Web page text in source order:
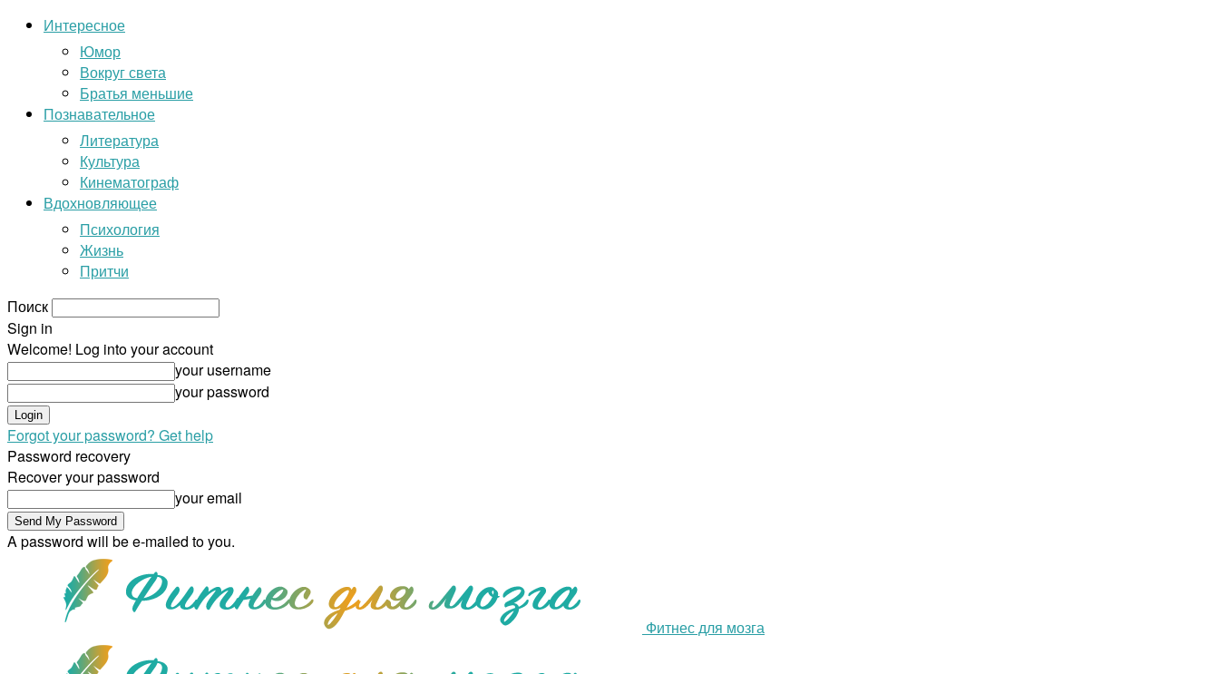
Интересное
Юмор
Вокруг света
Братья меньшие
Познавательное
Литература
Культура
Кинематограф
Вдохновляющее
Психология
Жизнь
Притчи
Поиск
Sign in
Welcome! Log into your account
your username
your password
Forgot your password? Get help
Password recovery
Recover your password
your email
A password will be e-mailed to you.
Фитнес для мозга